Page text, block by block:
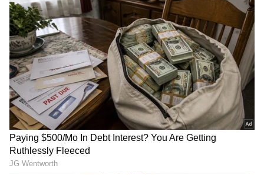
18 నెలల పాటు భారత ప్లేయర్లకు అస్సలు రెస్ట్ దొరికేలా
లేదు. ఒకవైపు వరల్డ్ టెస్ట్ ఛాంపియన్‌షిప్ ఫైనల్, ఇంకోవైపు
2027 వన్డే వరల్డ్ కప్ కొట్టడమే సింగిల్ ఎజెండాగా
టీమిండియా రోడ్ మ్యాప్ సెట్ అయింది.
గూగుల్‌లో ఆసక్తికరమైన సమాచారం కోసం ఏసియానెట్ తెలుగు
ను మీ ఫ్రిఫర్డ్ సోర్స్ గా ఎంచుకోండి